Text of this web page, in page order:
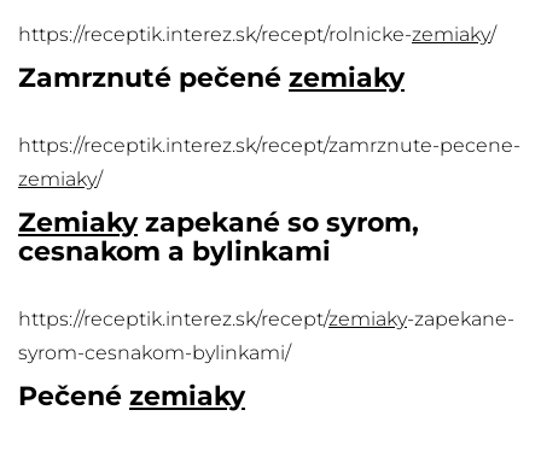
https://receptik.interez.sk/recept/rolnicke-zemiaky/
Zamrznuté pečené zemiaky
https://receptik.interez.sk/recept/zamrznute-pecene-
zemiaky/
Zemiakyzapekané so syrom,
cesnakom a bylinkami
https://receptik.interez.sk/recept/zemiaky-zapekane-
syrom-cesnakom-bylinkami/
Pečené zemiaky